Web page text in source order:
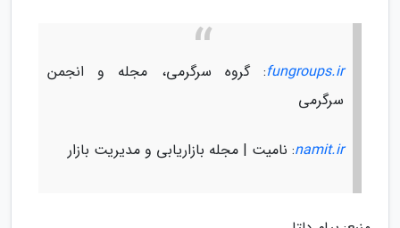
fungroups.ir: گروه سرگرمی، مجله و انجمن
سرگرمی
namit.ir: نامیت | مجله بازاریابی و مدیریت بازار